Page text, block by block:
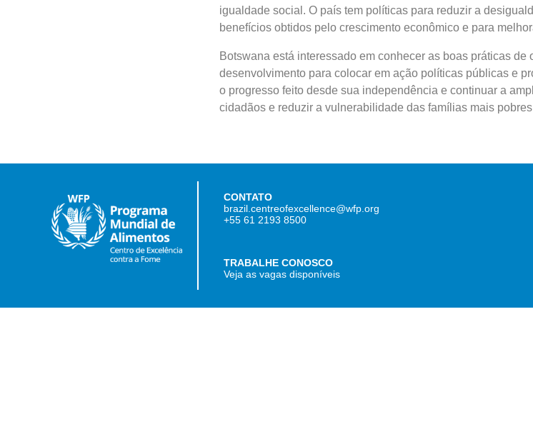
igualdade social. O país tem políticas para reduzir a
benefícios obtidos pelo crescimento econômico e para
Botswana está interessado em conhecer as boas práticas de
desenvolvimento para colocar em ação políticas públicas e
o progresso feito desde sua independência e continuar a
cidadãos e reduzir a vulnerabilidade das famílias mais
CONTATO
brazil.centreofexcellence@wfp.org
+55 61 2193 8500
TRABALHE CONOSCO
Veja as vagas disponíveis